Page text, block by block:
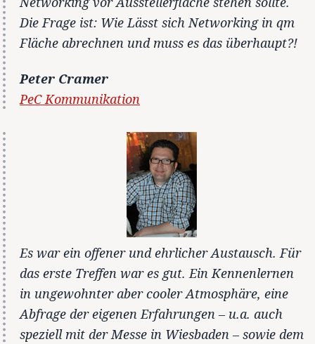
Die Frage ist: Wie Lässt sich Networking in qm
Fläche abrechnen und muss es das überhaupt?!
Peter Cramer
PeC Kommunikation
Es war ein offener und ehrlicher Austausch. Für
das erste Treffen war es gut. Ein Kennenlernen
in ungewohnter aber cooler Atmosphäre, eine
Abfrage der eigenen Erfahrungen – u.a. auch
speziell mit der Messe in Wiesbaden – sowie dem